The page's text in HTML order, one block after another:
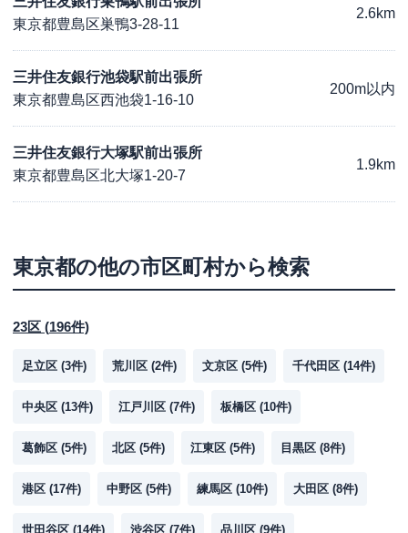
東京都豊島区巣鴨3-28-11
2.6km
三井住友銀行池袋駅前出張所
東京都豊島区西池袋1-16-10
200m以内
三井住友銀行大塚駅前出張所
東京都豊島区北大塚1-20-7
1.9km
東京都の他の市区町村から検索
23区 (196件)
足立区 (3件) 荒川区 (2件) 文京区 (5件) 千代田区 (14件)
中央区 (13件) 江戸川区 (7件) 板橋区 (10件)
葛飾区 (5件) 北区 (5件) 江東区 (5件) 目黒区 (8件)
港区 (17件) 中野区 (5件) 練馬区 (10件) 大田区 (8件)
世田谷区 (14件) 渋谷区 (7件) 品川区 (9件)